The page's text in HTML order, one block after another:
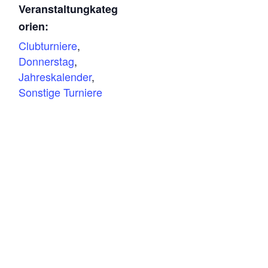
Veranstaltungkateg
orien:
Clubturniere,
Donnerstag,
Jahreskalender,
Sonstige Turniere